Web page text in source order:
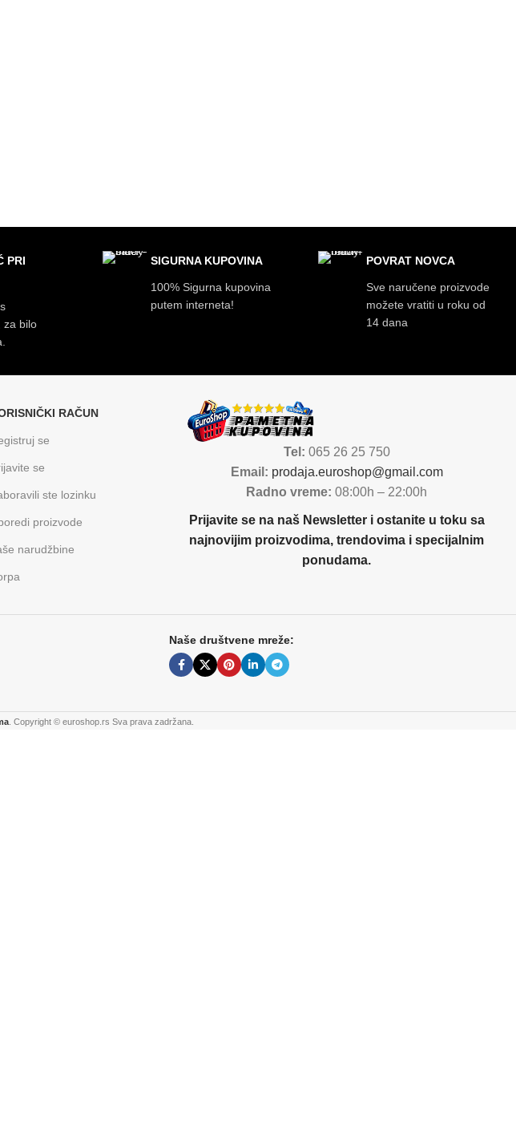
PRI
za bilo
SIGURNA KUPOVINA
100% Sigurna kupovina
putem interneta!
POVRAT NOVCA
Sve naručene proizvode
možete vratiti u roku od
14 dana
RAČUN
se
se
ste lozinku
proizvode
narudžbine
Tel: 065 26 25 750
Email: prodaja.euroshop@gmail.com
Radno vreme: 08:00h – 22:00h
Prijavite se na naš Newsletter i ostanite u toku sa
najnovijim proizvodima, trendovima i specijalnim
ponudama.
Naše društvene mreže:
. Copyright © euroshop.rs Sva prava zadržana.